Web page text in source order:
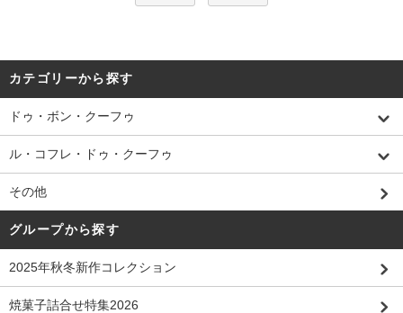
カテゴリーから探す
ドゥ・ボン・クーフゥ
ル・コフレ・ドゥ・クーフゥ
その他
グループから探す
2025年秋冬新作コレクション
焼菓子詰合せ特集2026